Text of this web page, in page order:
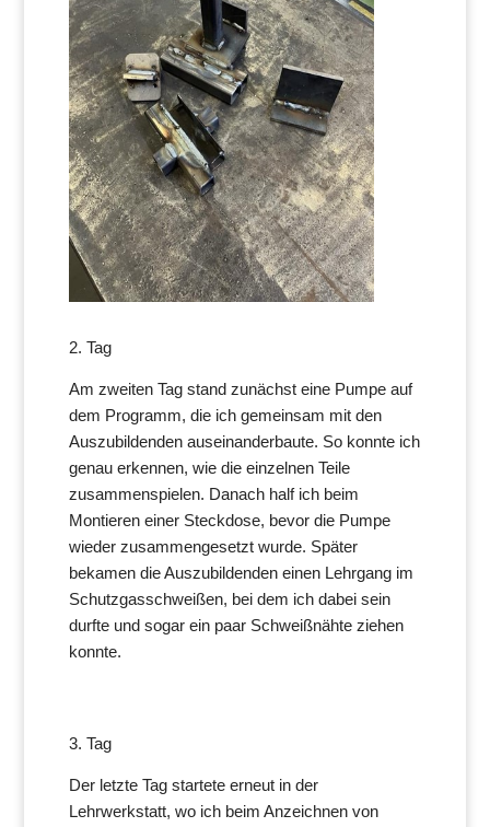
2. Tag
Am zweiten Tag stand zunächst eine Pumpe auf
dem Programm, die ich gemeinsam mit den
Auszubildenden auseinanderbaute. So konnte ich
genau erkennen, wie die einzelnen Teile
zusammenspielen. Danach half ich beim
Montieren einer Steckdose, bevor die Pumpe
wieder zusammengesetzt wurde. Später
bekamen die Auszubildenden einen Lehrgang im
Schutzgasschweißen, bei dem ich dabei sein
durfte und sogar ein paar Schweißnähte ziehen
konnte.
3. Tag
Der letzte Tag startete erneut in der
Lehrwerkstatt, wo ich beim Anzeichnen von